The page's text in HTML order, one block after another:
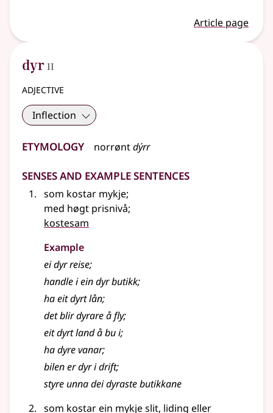
Article page
dyr 2
II
adjective
Inflection
Etymology norrøntdýrr
Senses and Example Sentences
som kostar mykje;
med høgt prisnivå;
kostesam
Example
ei dyr reise;
handle i ein dyr butikk;
ha eit dyrt lån;
det blir dyrare å fly;
eit dyrt land å bu i;
ha dyre vanar;
bilen er dyr i drift;
styre unna dei dyraste butikkane
som kostar ein mykje slit, liding eller